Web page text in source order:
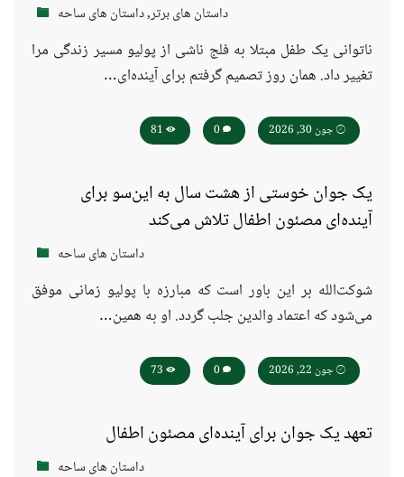
داستان های برتر,داستان های ساحه
ناتوانی یک طفل مبتلا به فلج ناشی از پولیو مسیر زندگی مرا
تغییر داد. همان روز تصمیم گرفتم برای آینده‌ای…
جون 30, 2026
یک جوان خوستی از هشت سال به این‌سو برای
آینده‌ای مصئون اطفال تلاش می‌کند
داستان های ساحه
شوکت‌الله بر این باور است که مبارزه با پولیو زمانی موفق
می‌شود که اعتماد والدین جلب گردد. او به همین…
جون 22, 2026
تعهد یک جوان برای آینده‌ای مصئون اطفال
داستان های ساحه